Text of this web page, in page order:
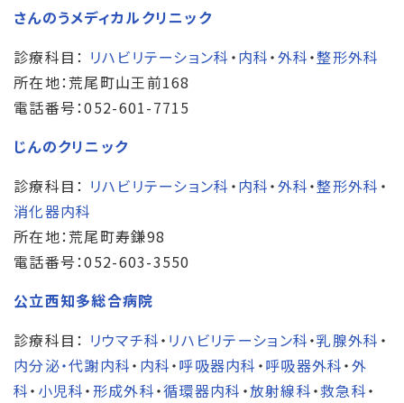
さんのうメディカルクリニック
診療科目： リハビリテーション科 ・内科・外科・整形外科
所在地：荒尾町山王前168
電話番号：052-601-7715
じんのクリニック
診療科目： リハビリテーション科 ・内科・外科・整形外科 ・
消化器内科
所在地：荒尾町寿鎌98
電話番号：052-603-3550
公立西知多総合病院
診療科目： リウマチ科・ リハビリテーション科・乳腺外科 ・
内分泌・代謝内科・ 内科・呼吸器内科 ・呼吸器外科・外
科・ 小児科・形成外科・循環器内科 ・放射線科・救急科・